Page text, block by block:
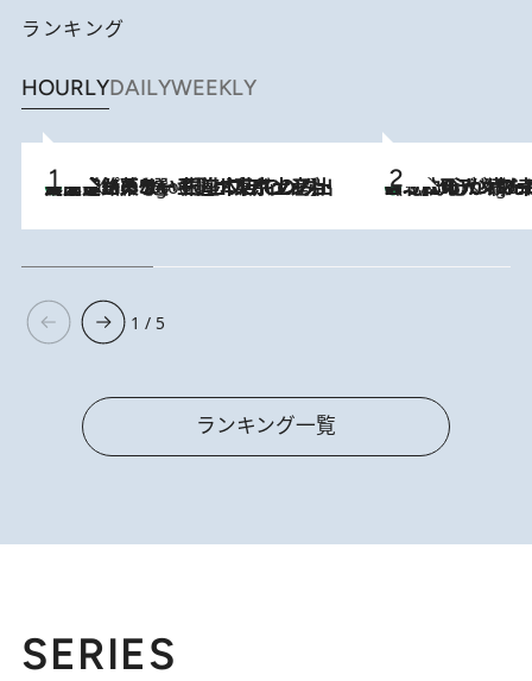
ランキング
HOURLYDAILYWEEKLY
3 Hours Ago
【間違いのない王道・東京土産】資生堂パーラー 銀座本店でのみ出会える銘菓5選《極上プディング・濃厚チーズケーキ・ボンボンショコラほか》 3 Hours Ago
《北欧の人々の幸福度が高いのは…》元デンマーク親善大使が出会った“心が満たされる暮らし”「いいかげんにヒュッゲしなさい！」
1 / 5
ランキング一覧
SERIES